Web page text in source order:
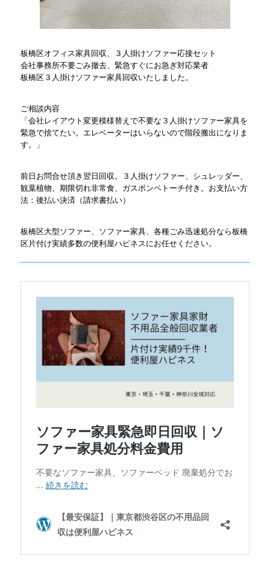
板橋区オフィス家具回収、３人掛けソファー応接セット
会社事務所不要ごみ撤去、緊急すぐにお急ぎ対応業者
板橋区３人掛けソファー家具回収いたしました。
ご相談内容
「会社レイアウト変更模様替えで不要な３人掛けソファー家具を
緊急で捨てたい。エレベーターはいらないので階段搬出になりま
す。」
前日お問合せ頂き翌日回収。３人掛けソファー、シュレッダー、
観葉植物、期限切れ非常食、ガスボンベトーチ付き。お支払い方
法：後払い決済（請求書払い）
板橋区大型ソファー、ソファー家具、各種ごみ迅速処分なら板橋
区片付け実績多数の便利屋ハピネスにお任せください。